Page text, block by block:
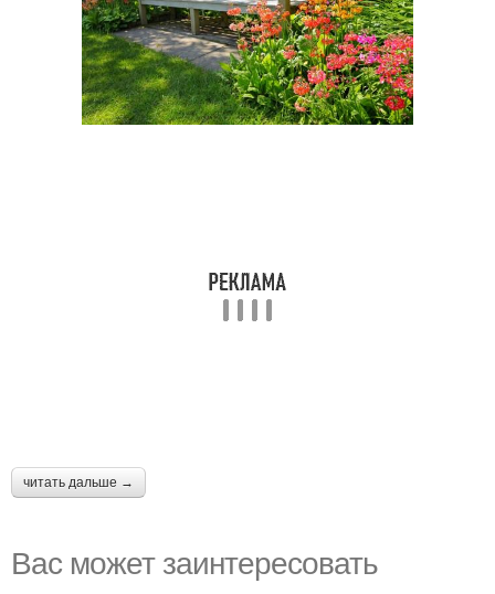
читать дальше →
Вас может заинтересовать